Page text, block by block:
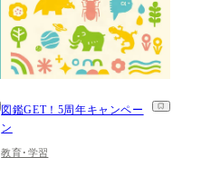
図鑑GET！5周年キャンペー
ン
教育･学習